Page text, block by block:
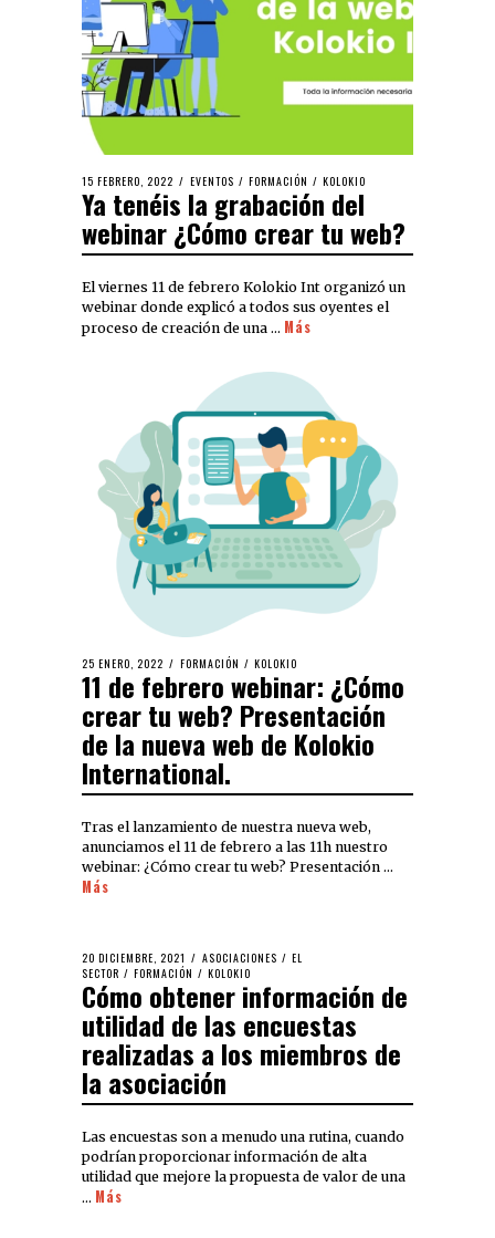
15 FEBRERO, 2022 EVENTOS / FORMACIÓN / KOLOKIO
Ya tenéis la grabación del
webinar ¿Cómo crear tu web?
El viernes 11 de febrero Kolokio Int organizó un
webinar donde explicó a todos sus oyentes el
proceso de creación de una … Más
25 ENERO, 2022 FORMACIÓN / KOLOKIO
11 de febrero webinar: ¿Cómo
crear tu web? Presentación
de la nueva web de Kolokio
International.
Tras el lanzamiento de nuestra nueva web,
anunciamos el 11 de febrero a las 11h nuestro
webinar: ¿Cómo crear tu web? Presentación …
Más
20 DICIEMBRE, 2021 ASOCIACIONES / EL
SECTOR / FORMACIÓN / KOLOKIO
Cómo obtener información de
utilidad de las encuestas
realizadas a los miembros de
la asociación
Las encuestas son a menudo una rutina, cuando
podrían proporcionar información de alta
utilidad que mejore la propuesta de valor de una
… Más